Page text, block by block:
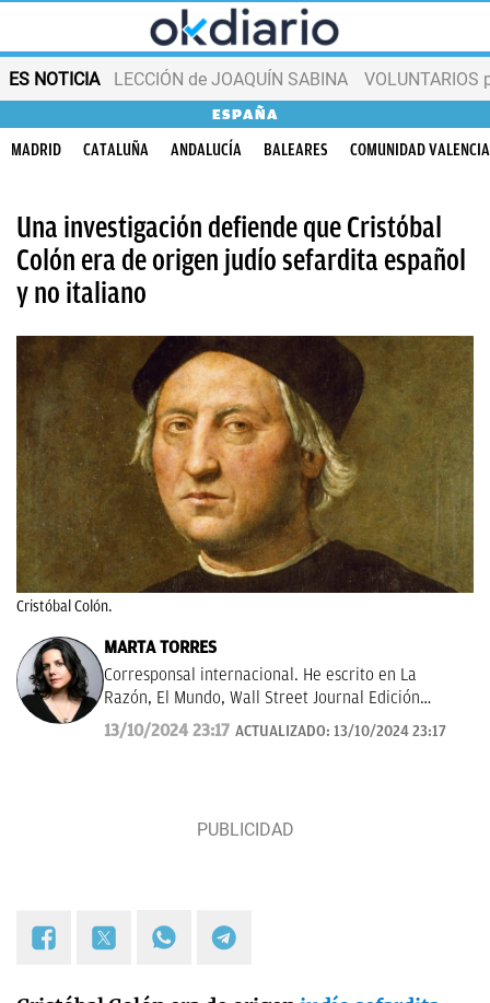
ES NOTICIA LECCIÓN de JOAQUÍN SABINA VOLUNTARIOS
ESPAÑA
MADRID CATALUÑA ANDALUCÍA BALEARES COMUNIDAD
Una investigación defiende que Cristóbal
Colón era de origen judío sefardita español
y no italiano
Cristóbal Colón.
MARTA TORRES
Corresponsal internacional. He escrito en La
Razón, El Mundo, Wall Street Journal Edición
Américas.
13/10/2024 23:17 ACTUALIZADO: 13/10/2024 23:17